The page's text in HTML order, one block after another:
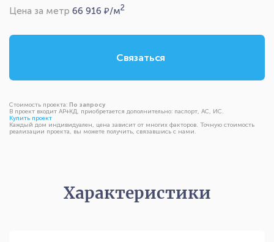
Цена за метр 66 916 ₽/м2
Связаться
Стоимость проекта: По запросу
В проект входит АР+КД, приобретается дополнительно: паспорт, АС, ИС.
Купить проект
Каждый дом индивидуален, цена зависит от многих факторов. Точную стоимость
реализации проекта, вы можете получить, связавшись с нами.
Характеристики